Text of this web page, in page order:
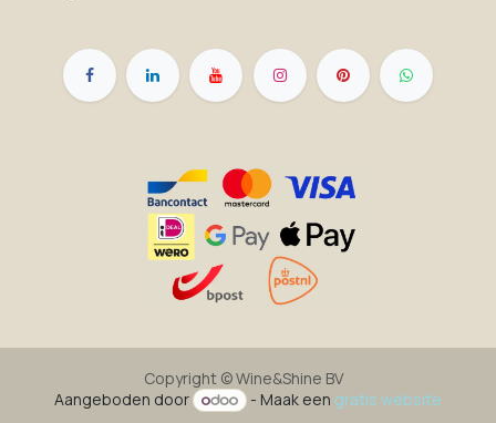
Copyright ©Wine&Shine BV
Aangeboden door
- Maak een gratis website